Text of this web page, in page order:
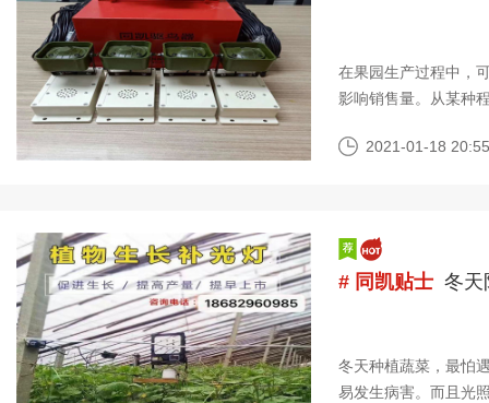
在果园生产过程中，
影响销售量。从某种
2021-01-18
# 同凯贴士 冬天
冬天种植蔬菜，最怕
易发生病害。而且光